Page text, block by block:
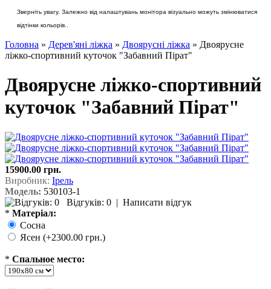
Зверніть увагу. Залежно від налаштувань монітора візуально можуть змінюватися
відтінки кольорів..
Головна » Дерев'яні ліжка » Двоярусні ліжка » Двоярусне
ліжко-спортивний куточок "Забавний Пірат"
Двоярусне ліжко-спортивний
куточок "Забавний Пірат"
15900.00 грн.
Виробник: Ірель
Модель: 530103-1
Відгуків: 0 | Написати відгук
* Матеріал:
Сосна
Ясен (+2300.00 грн.)
* Спальное место: